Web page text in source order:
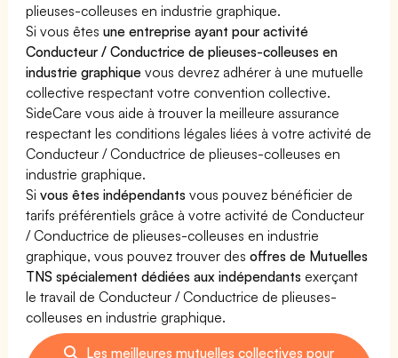
plieuses-colleuses en industrie graphique.
Si vous êtesune entreprise ayant pour activité
Conducteur / Conductrice de plieuses-colleuses en
industrie graphique vous devrez adhérer à une mutuelle
collective respectant votre convention collective.
SideCare vous aide à trouver la meilleure assurance
respectant les conditions légales liées à votre activité de
Conducteur / Conductrice de plieuses-colleuses en
industrie graphique.
Sivous êtes indépendants vous pouvez bénéficier de
tarifs préférentiels grâce à votre activité de Conducteur
/ Conductrice de plieuses-colleuses en industrie
graphique, vous pouvez trouver desoffres de Mutuelles
TNS spécialement dédiées aux indépendants exerçant
le travail de Conducteur / Conductrice de plieuses-
colleuses en industrie graphique.
Les meilleures mutuelles collectives pour